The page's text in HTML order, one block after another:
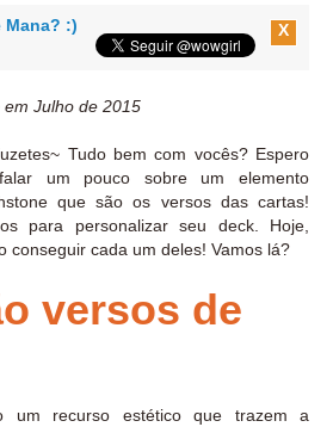
:) X
em Julho de 2015
Tudo bem com vocês? Espero
um pouco sobre um elemento
que são os versos das cartas!
para personalizar seu deck. Hoje,
conseguir cada um deles! Vamos lá?
versos de
um recurso estético que trazem a